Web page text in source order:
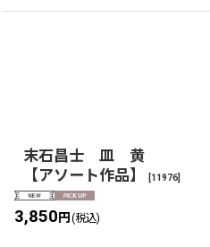
末石昌士 皿 黄
【アソート作品】
[11976]
3,850円 (税込)